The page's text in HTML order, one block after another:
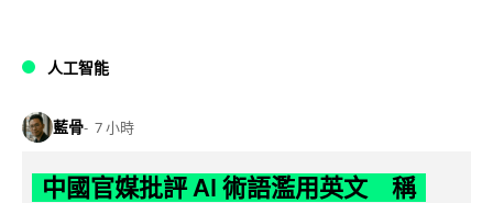
人工智能
藍骨 7 小時
中國官媒批評 AI 術語濫用英文 稱